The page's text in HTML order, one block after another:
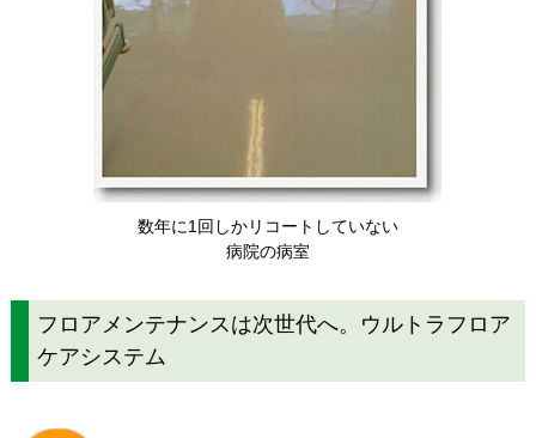
数年に1回しかリコートしていない
病院の病室
フロアメンテナンスは次世代へ。ウルトラフロア
ケアシステム